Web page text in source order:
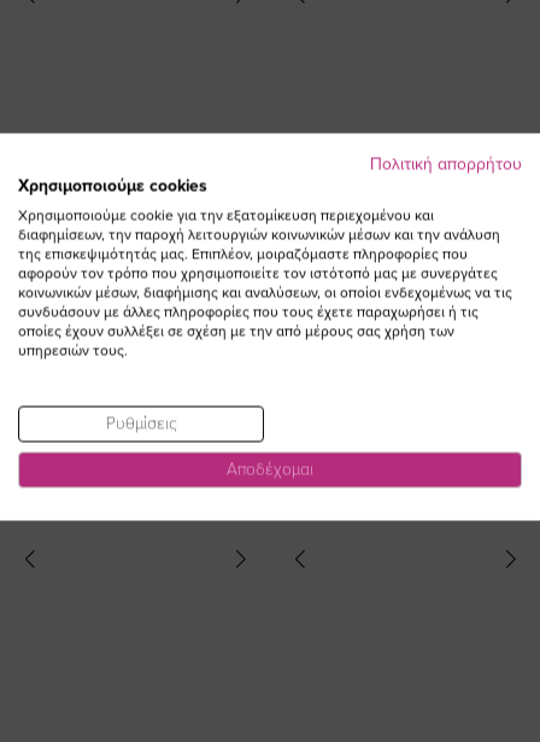
Παντελόνα με λάστιχο σε σοκολά
χρώμα plus size
68,90 €
Jean παντελόνι 7/8 με μπάσκα σε
denim light blue χρώμα plus size
(-10%)
Ειδική
Τιμή
77,40 €
86,00 €
Πολιτική απορρήτου
Χρησιμοποιούμε cookies
Χρησιμοποιούμε cookie για την εξατομίκευση περιεχομένου και
διαφημίσεων, την παροχή λειτουργιών κοινωνικών μέσων και την ανάλυση
της επισκεψιμότητάς μας. Επιπλέον, μοιραζόμαστε πληροφορίες που
αφορούν τον τρόπο που χρησιμοποιείτε τον ιστότοπό μας με συνεργάτες
κοινωνικών μέσων, διαφήμισης και αναλύσεων, οι οποίοι ενδεχομένως να τις
συνδυάσουν με άλλες πληροφορίες που τους έχετε παραχωρήσει ή τις
οποίες έχουν συλλέξει σε σχέση με την από μέρους σας χρήση των
υπηρεσιών τους.
Ρυθμίσεις
Αποδέχομαι